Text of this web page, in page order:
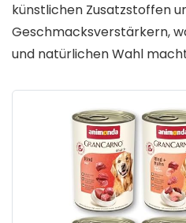
künstlichen Zusatzstoffen
Geschmacksverstärkern,
und natürlichen Wahl